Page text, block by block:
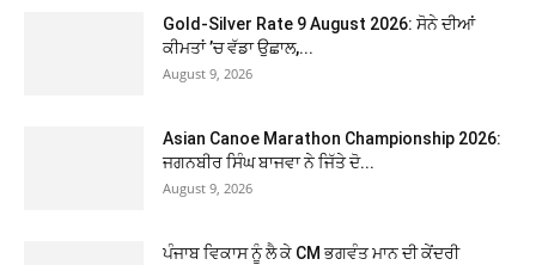
Gold-Silver Rate 9 August 2026: ਸੋਨੇ ਦੀਆਂ
ਕੀਮਤਾਂ ’ਚ ਵੱਡਾ ਉਛਾਲ,...
August 9, 2026
Asian Canoe Marathon Championship 2026:
ਜਗਨਬੀਰ ਸਿੰਘ ਬਾਜਵਾ ਨੇ ਜਿੱਤੇ ਦੋ...
August 9, 2026
ਪੰਜਾਬ ਵਿਕਾਸ ਨੂੰ ਲੈ ਕੇ CM ਭਗਵੰਤ ਮਾਨ ਦੀ ਕੇਂਦਰੀ